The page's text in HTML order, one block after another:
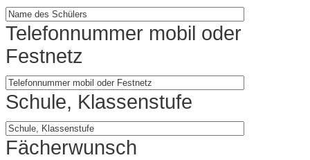
Telefonnummer mobil oder
Festnetz
Schule, Klassenstufe
Fächerwunsch